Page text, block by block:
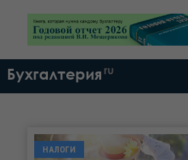
Бухгалтерия ru
НАЛОГИ